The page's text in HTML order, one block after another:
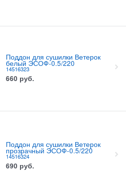
Поддон для сушилки Ветерок
белый ЭСОФ-0.5/220
14516323
660 руб.
Поддон для сушилки Ветерок
прозрачный ЭСОФ-0.5/220
14516324
690 руб.